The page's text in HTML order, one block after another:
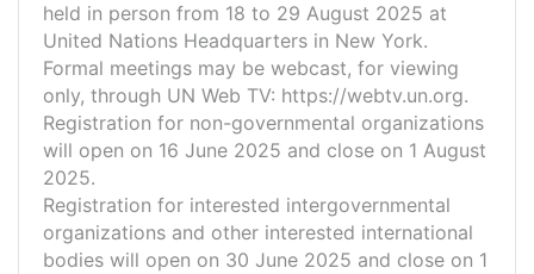
held in person from 18 to 29 August 2025 at
United Nations Headquarters in New York.
Formal meetings may be webcast, for viewing
only, through UN Web TV: https://webtv.un.org.
Registration for non-governmental organizations
will open on 16 June 2025 and close on 1 August
2025.
Registration for interested intergovernmental
organizations and other interested international
bodies will open on 30 June 2025 and close on 1